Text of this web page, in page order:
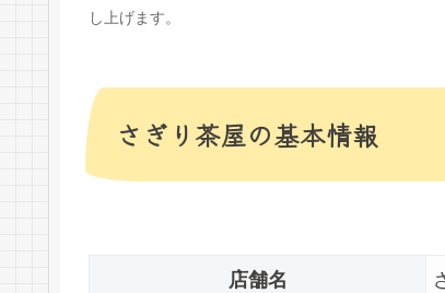
し上げます。
さぎり茶屋の基本情報
店舗名